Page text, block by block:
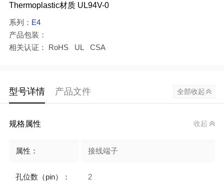
Thermoplastic材质 UL94V-0
系列： E4
产品包装：
相关认证： RoHS UL CSA
型号详情 产品文件 全部收起
规格属性 收起
属性： 接线端子
孔位数（pin）： 2